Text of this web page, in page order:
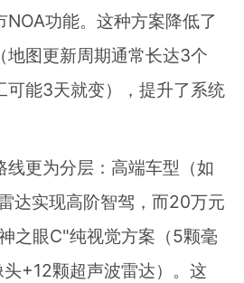
功能。这种方案降低了
地图更新周期通常长达3个
可能3天就变），提升了系统
线更为分层：高端车型（如
达实现高阶智驾，而20万元
之眼C"纯视觉方案（5颗毫
+12颗超声波雷达）。这